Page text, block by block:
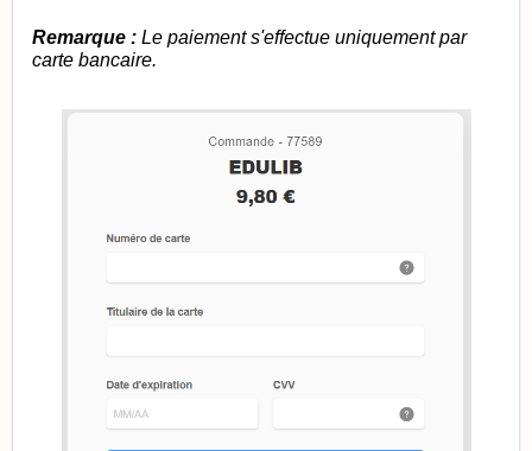
Remarque : Le paiement s'effectue uniquement par
carte bancaire.